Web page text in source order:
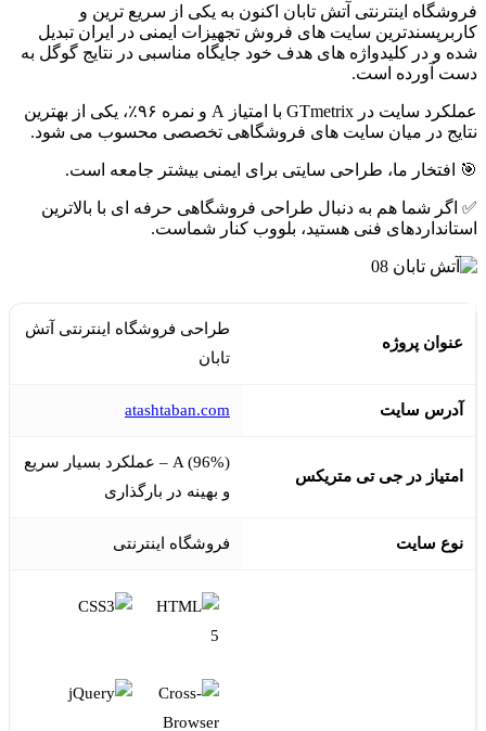
فروشگاه اینترنتی آتش تابان اکنون به یکی از سریع ترین و
کاربرپسندترین سایت های فروش تجهیزات ایمنی در ایران تبدیل
شده و در کلیدواژه های هدف خود جایگاه مناسبی در نتایج گوگل به
دست آورده است.
عملکرد سایت در GTmetrix با امتیاز A و نمره ۹۶٪، یکی از بهترین
نتایج در میان سایت های فروشگاهی تخصصی محسوب می شود.
🎯 افتخار ما، طراحی سایتی برای ایمنی بیشتر جامعه است.
✅ اگر شما هم به دنبال طراحی فروشگاهی حرفه ای با بالاترین
استانداردهای فنی هستید، بلووب کنار شماست.
عنوان پروژه
طراحی فروشگاه اینترنتی آتش
تابان
آدرس سایت atashtaban.com
امتیاز در جی تی متریکس
A (96%) – عملکرد بسیار سریع
و بهینه در بارگذاری
نوع سایت فروشگاه اینترنتی